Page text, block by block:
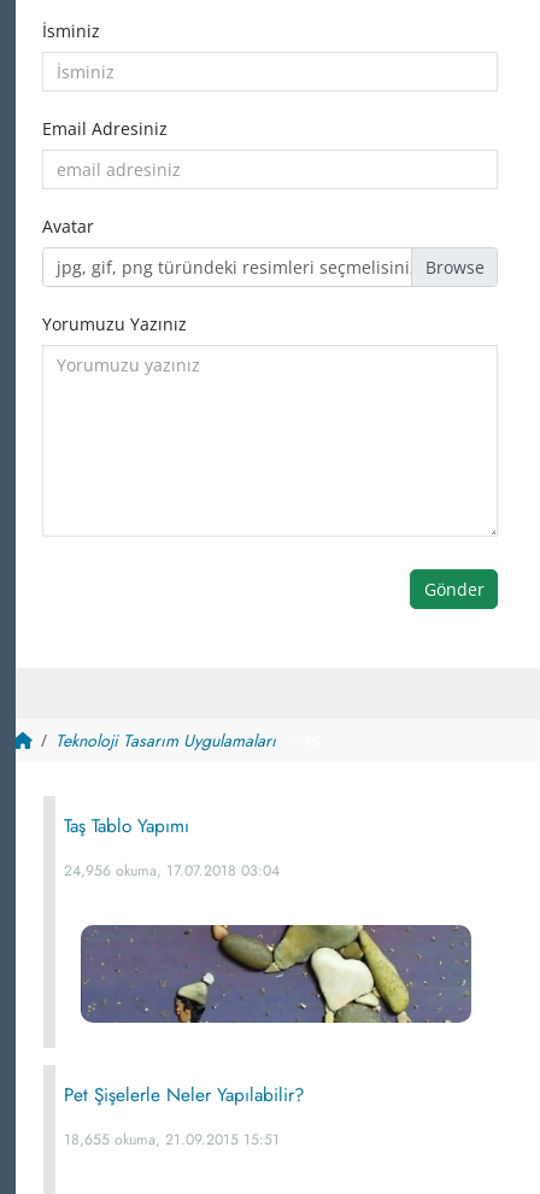
İsminiz
Email Adresiniz
Avatar
jpg, gif, png türündeki resimleri seçmelisiniz
Yorumuzu Yazınız
Gönder
Teknoloji Tasarım Uygulamaları
Taş Tablo Yapımı
24,956 okuma, 17.07.2018 03:04
Pet Şişelerle Neler Yapılabilir?
18,655 okuma, 21.09.2015 15:51